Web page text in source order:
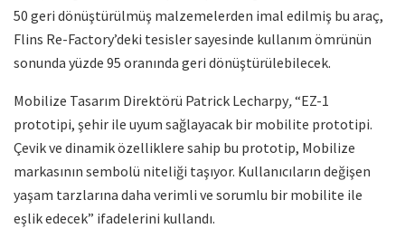
50 geri dönüştürülmüş malzemelerden imal edilmiş bu araç,
Flins Re-Factory’deki tesisler sayesinde kullanım ömrünün
sonunda yüzde 95 oranında geri dönüştürülebilecek.
Mobilize Tasarım Direktörü Patrick Lecharpy,“EZ-1
prototipi, şehir ile uyum sağlayacak bir mobilite prototipi.
Çevik ve dinamik özelliklere sahip bu prototip, Mobilize
markasının sembolü niteliği taşıyor. Kullanıcıların değişen
yaşam tarzlarına daha verimli ve sorumlu bir mobilite ile
eşlik edecek” ifadelerini kullandı.